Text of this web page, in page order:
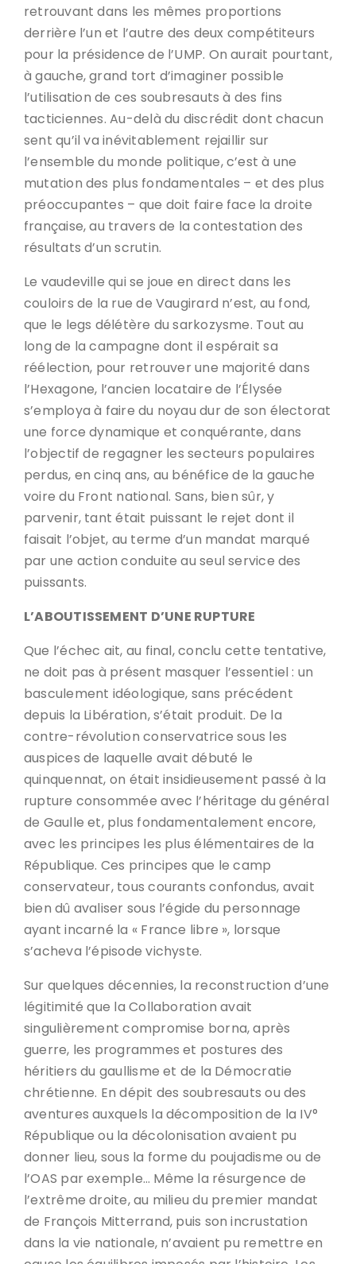
retrouvant dans les mêmes proportions
derrière l’un et l’autre des deux compétiteurs
pour la présidence de l’UMP. On aurait pourtant,
à gauche, grand tort d’imaginer possible
l’utilisation de ces soubresauts à des fins
tacticiennes. Au-delà du discrédit dont chacun
sent qu’il va inévitablement rejaillir sur
l’ensemble du monde politique, c’est à une
mutation des plus fondamentales – et des plus
préoccupantes – que doit faire face la droite
française, au travers de la contestation des
résultats d’un scrutin.
Le vaudeville qui se joue en direct dans les
couloirs de la rue de Vaugirard n’est, au fond,
que le legs délétère du sarkozysme. Tout au
long de la campagne dont il espérait sa
réélection, pour retrouver une majorité dans
l’Hexagone, l’ancien locataire de l’Élysée
s’employa à faire du noyau dur de son électorat
une force dynamique et conquérante, dans
l’objectif de regagner les secteurs populaires
perdus, en cinq ans, au bénéfice de la gauche
voire du Front national. Sans, bien sûr, y
parvenir, tant était puissant le rejet dont il
faisait l’objet, au terme d’un mandat marqué
par une action conduite au seul service des
puissants.
L’ABOUTISSEMENT D’UNE RUPTURE
Que l’échec ait, au final, conclu cette tentative,
ne doit pas à présent masquer l’essentiel : un
basculement idéologique, sans précédent
depuis la Libération, s’était produit. De la
contre-révolution conservatrice sous les
auspices de laquelle avait débuté le
quinquennat, on était insidieusement passé à la
rupture consommée avec l’héritage du général
de Gaulle et, plus fondamentalement encore,
avec les principes les plus élémentaires de la
République. Ces principes que le camp
conservateur, tous courants confondus, avait
bien dû avaliser sous l’égide du personnage
ayant incarné la « France libre », lorsque
s’acheva l’épisode vichyste.
Sur quelques décennies, la reconstruction d’une
légitimité que la Collaboration avait
singulièrement compromise borna, après
guerre, les programmes et postures des
héritiers du gaullisme et de la Démocratie
chrétienne. En dépit des soubresauts ou des
aventures auxquels la décomposition de la IV°
République ou la décolonisation avaient pu
donner lieu, sous la forme du poujadisme ou de
l’OAS par exemple… Même la résurgence de
l’extrême droite, au milieu du premier mandat
de François Mitterrand, puis son incrustation
dans la vie nationale, n’avaient pu remettre en